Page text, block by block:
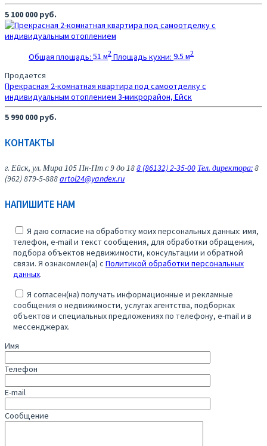
5 100 000 руб.
Общая площадь: 51 м2 Площадь кухни: 9.5 м2
Продается
Прекрасная 2-комнатная квартира под самоотделку с
индивидуальным отоплением 3-микрорайон, Ейск
5 990 000 руб.
КОНТАКТЫ
г. Ейск, ул. Мира 105Пн-Пт с 9 до 188 (86132) 2-35-00 Тел. директора:8
(962) 879-5-888artol24@yandex.ru
НАПИШИТЕ НАМ
Я даю согласие на обработку моих персональных данных: имя,
телефон, e-mail и текст сообщения, для обработки обращения,
подбора объектов недвижимости, консультации и обратной
связи. Я ознакомлен(а) с Политикой обработки персональных
данных.
Я согласен(на) получать информационные и рекламные
сообщения о недвижимости, услугах агентства, подборках
объектов и специальных предложениях по телефону, e-mail и в
мессенджерах.
Имя
Телефон
E-mail
Сообщение